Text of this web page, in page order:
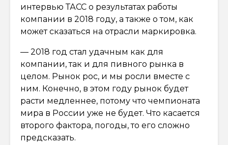
интервью ТАСС о результатах работы
компании в 2018 году, а также о том, как
может сказаться на отрасли маркировка.
— 2018 год стал удачным как для
компании, так и для пивного рынка в
целом. Рынок рос, и мы росли вместе с
ним. Конечно, в этом году рынок будет
расти медленнее, потому что чемпионата
мира в России уже не будет. Что касается
второго фактора, погоды, то его сложно
предсказать.